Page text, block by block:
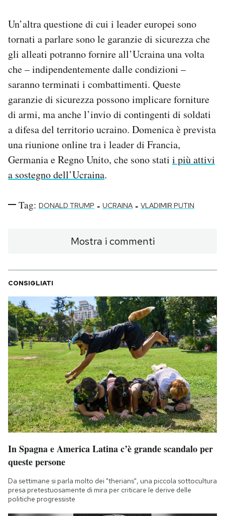
Un’altra questione di cui i leader europei sono
tornati a parlare sono le garanzie di sicurezza che
gli alleati potranno fornire all’Ucraina una volta
che – indipendentemente dalle condizioni –
saranno terminati i combattimenti. Queste
garanzie di sicurezza possono implicare forniture
di armi, ma anche l’invio di contingenti di soldati
a difesa del territorio ucraino. Domenica è prevista
una riunione online tra i leader di Francia,
Germania e Regno Unito, che sono stati i più attivi
a sostegno dell’Ucraina.
Tag: DONALD TRUMP - UCRAINA - VLADIMIR PUTIN
Mostra i commenti
CONSIGLIATI
In Spagna e America Latina c’è grande scandalo per
queste persone
Da settimane si parla molto dei "therians", una piccola sottocultura
presa pretestuosamente di mira per criticare le derive delle
politiche progressiste